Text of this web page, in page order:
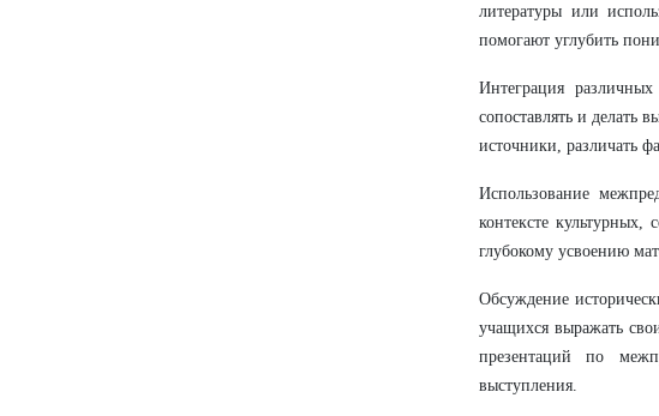
литературы или
помогают углубить
Интеграция
сопоставлять и делать
источники, различать
Использование
контексте культурных,
глубокому усвоению
Обсуждение
учащихся выражать
презентаций по
выступления.